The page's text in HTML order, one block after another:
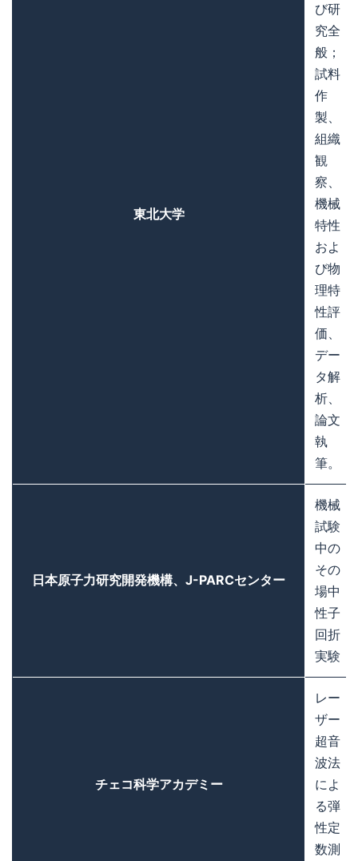
東北大学
び研
究全
般；
試料
作
製、
組織
観
察、
機械
特性
およ
び物
理特
性評
価、
デー
タ解
析、
論文
執
筆。
日本原子力研究開発機構、J-PARCセンター
機械
試験
中の
その
場中
性子
回折
実験
チェコ科学アカデミー
レー
ザー
超音
波法
によ
る弾
性定
数測